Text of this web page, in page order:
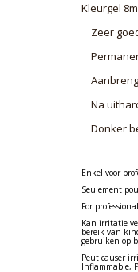
Kleurgel
Zeer
Na
Donker
Enkel voor
Seulement
For
Kan irritatie
bereik van
gebruiken op
Peut causer
Inflammable,